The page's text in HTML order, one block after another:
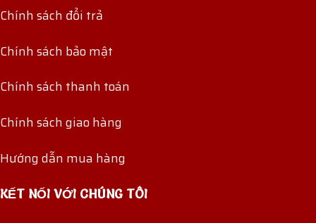
Chính sách đổi trả
Chính sách bảo mật
Chính sách thanh toán
Chính sách giao hàng
Hướng dẫn mua hàng
KẾT NỐI VỚI CHÚNG TÔI